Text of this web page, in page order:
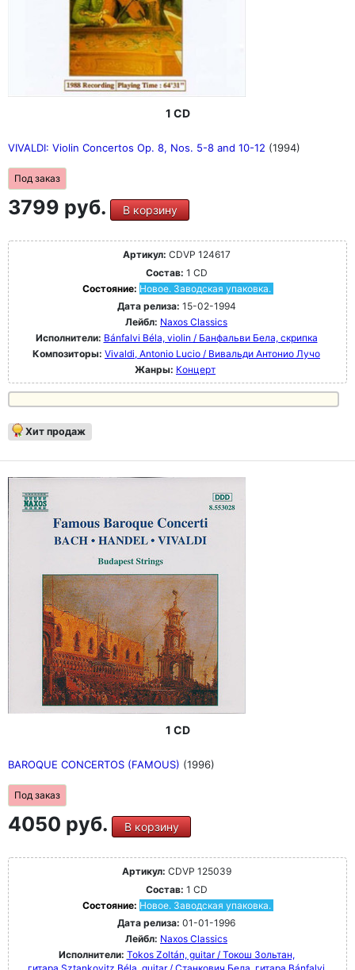
1 CD
VIVALDI: Violin Concertos Op. 8, Nos. 5-8 and 10-12 (1994)
Под заказ
3799 руб. В корзину
Артикул: CDVP 124617
Состав: 1 CD
Состояние: Новое. Заводская упаковка.
Дата релиза: 15-02-1994
Лейбл: Naxos Classics
Исполнители: Bánfalvi Béla, violin / Банфальви Бела, скрипка
Композиторы: Vivaldi, Antonio Lucio / Вивальди Антонио Лучо
Жанры: Концерт
Хит продаж
1 CD
BAROQUE CONCERTOS (FAMOUS) (1996)
Под заказ
4050 руб. В корзину
Артикул: CDVP 125039
Состав: 1 CD
Состояние: Новое. Заводская упаковка.
Дата релиза: 01-01-1996
Лейбл: Naxos Classics
Исполнители: Tokos Zoltán, guitar / Токош Зольтан,